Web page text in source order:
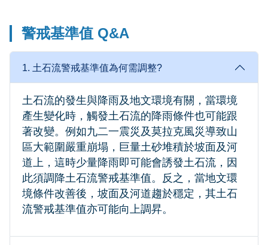
警戒基準值 Q&A
1. 土石流警戒基準值為何需調整?
土石流的發生與降雨及地文環境有關，當環境
產生變化時，觸發土石流的降雨條件也可能跟
著改變。例如九二一震災及莫拉克風災導致山
區大範圍嚴重崩塌，巨量土砂堆積於坡面及河
道上，這時少量降雨即可能會誘發土石流，因
此須調降土石流警戒基準值。反之，當地文環
境條件改善後，坡面及河道趨於穩定，其土石
流警戒基準值亦可能向上調昇。